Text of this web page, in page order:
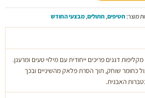
מוצר: חטיפים, חתולים,מבצעי החודש
דגנים פריכים ייחודית עם מילוי טעים ומרענן.
כחומר שוחק, תוך הסרת פלאק מהשיניים ובכך
האבנית.